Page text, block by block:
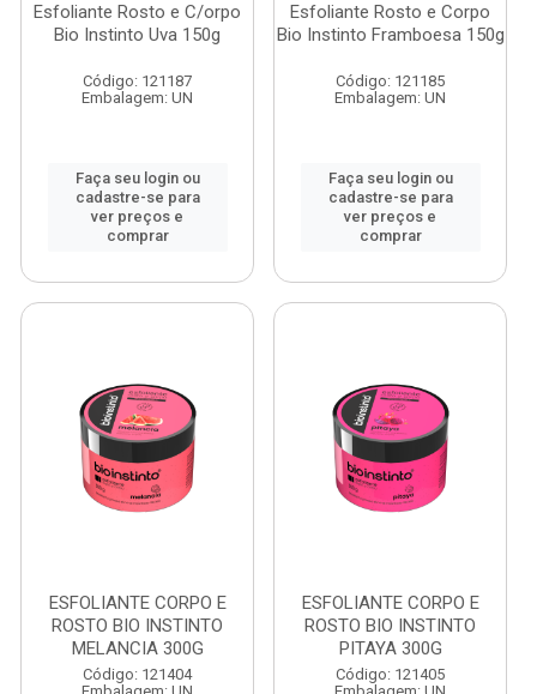
Esfoliante Rosto e C/orpo
Bio Instinto Uva 150g
Código: 121187
Embalagem: UN
Faça seu login ou
cadastre-se para
ver preços e
comprar
Esfoliante Rosto e Corpo
Bio Instinto Framboesa 150g
Código: 121185
Embalagem: UN
Faça seu login ou
cadastre-se para
ver preços e
comprar
ESFOLIANTE CORPO E
ROSTO BIO INSTINTO
MELANCIA 300G
Código: 121404
ESFOLIANTE CORPO E
ROSTO BIO INSTINTO
PITAYA 300G
Código: 121405